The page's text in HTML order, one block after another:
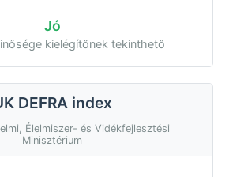
Jó
kielégítőnek tekinthető
DEFRA index
Élelmiszer- és Vidékfejlesztési
Minisztérium